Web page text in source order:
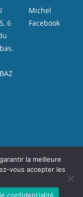
6
Michel
Facebook
miniatures, et petite
la meilleure
vous accepter les
confidentialité